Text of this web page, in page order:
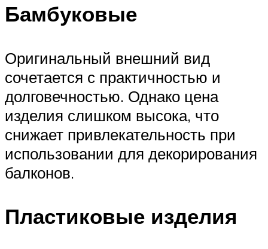
Бамбуковые
Оригинальный внешний вид
сочетается с практичностью и
долговечностью. Однако цена
изделия слишком высока, что
снижает привлекательность при
использовании для декорирования
балконов.
Пластиковые изделия